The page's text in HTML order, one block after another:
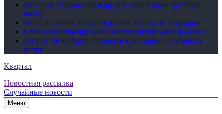
Жителям Подмосковья предсказали новую грибную
волну
Ушел из жизни звезда сериалов «След» и «Глухарь»
Стала известна причина смерти фитнес-блогера Do4а
Власти Петербурга готовятся к созданию наземного
метро
Квартал
Новостная рассылка
Случайные новости
Меню